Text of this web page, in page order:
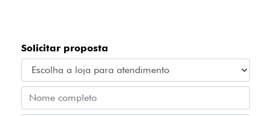
Solicitar proposta